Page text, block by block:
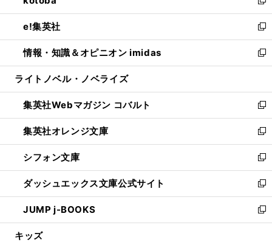
開
く
ウ
で
開
く
ン
ド
ウ
で
開
い
ウ
ィ
ン
ド
ウ
開
く
新
し
い
ウ
ィ
ン
ウ
で
開
く
e!集英社
新
し
い
ウ
ン
ド
ウ
で
開
く
情報・知識＆オピニオン imidas
新
し
ウ
ィ
ン
ド
ウ
で
開
く
ライトノベル・ノベライズ
集英社Webマガジン コバルト
新
し
い
ウ
ィ
ン
ド
ウ
で
開
集英社オレンジ文庫
新
し
い
ウ
ィ
ン
ド
ウ
シフォン文庫
新
し
い
ウ
ィ
ン
ダッシュエックス文庫公式サイト
新
し
い
ウ
JUMP j-BOOKS
新
し
キッズ